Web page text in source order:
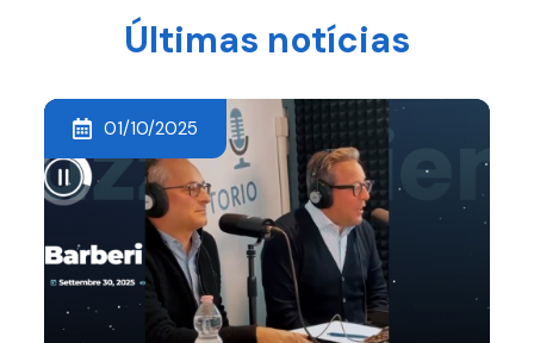
Últimas notícias
01/10/2025